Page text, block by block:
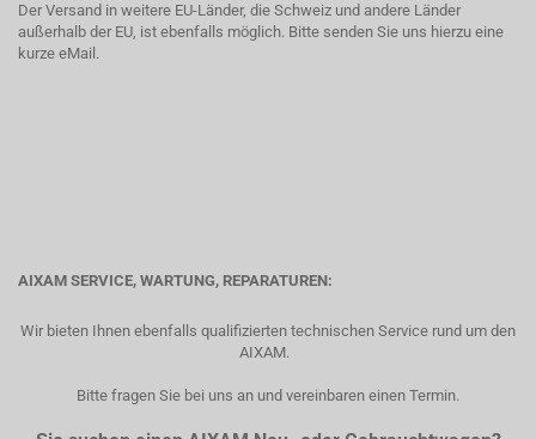
Der Versand in weitere EU-Länder, die Schweiz und andere Länder
außerhalb der EU, ist ebenfalls möglich. Bitte senden Sie uns hierzu eine
kurze eMail.
AIXAM SERVICE, WARTUNG, REPARATUREN:
Wir bieten Ihnen ebenfalls qualifizierten technischen Service rund um den
AIXAM.
Bitte fragen Sie bei uns an und vereinbaren einen Termin.